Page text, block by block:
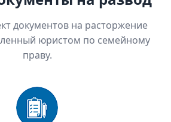
документов на расторжение
юристом по семейному
праву.